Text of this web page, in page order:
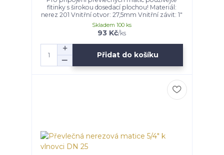
fitinky s širokou dosedací plochou! Materiál:
nerez 201 Vnitřní otvor: 27,5mm Vnitřní závit: 1"
93 Kč/ks
Skladem 100 ks
Přidat do košíku